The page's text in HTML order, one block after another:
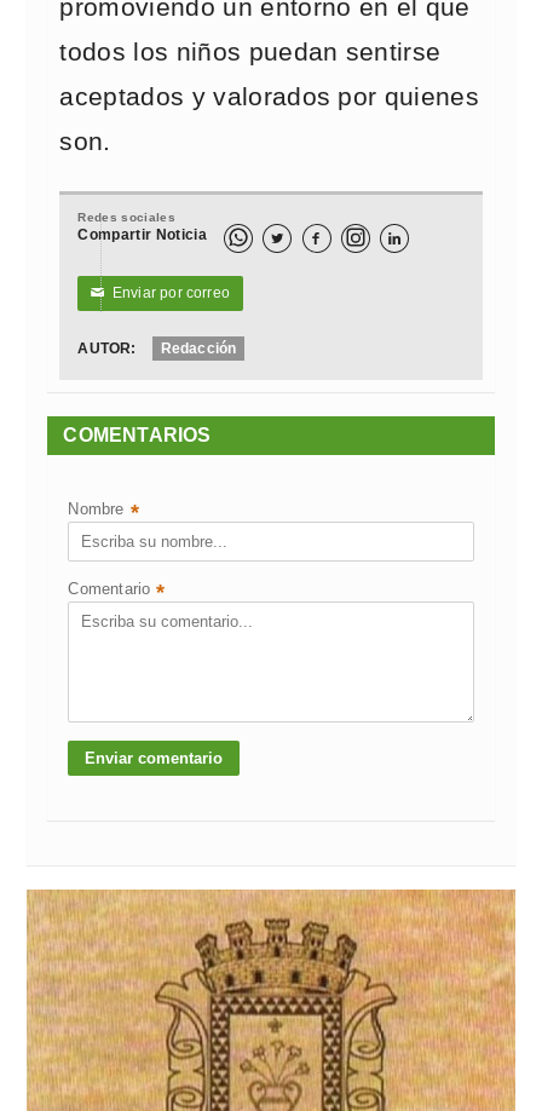
promoviendo un entorno en el que
todos los niños puedan sentirse
aceptados y valorados por quienes
son.
Redes sociales
Compartir Noticia   
✉ Enviar por correo
AUTOR: Redacción
COMENTARIOS
Nombre *
Comentario *